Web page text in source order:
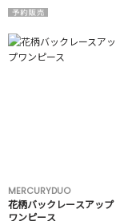
MERCURYDUO
花柄バックレースアップ
ワンピース